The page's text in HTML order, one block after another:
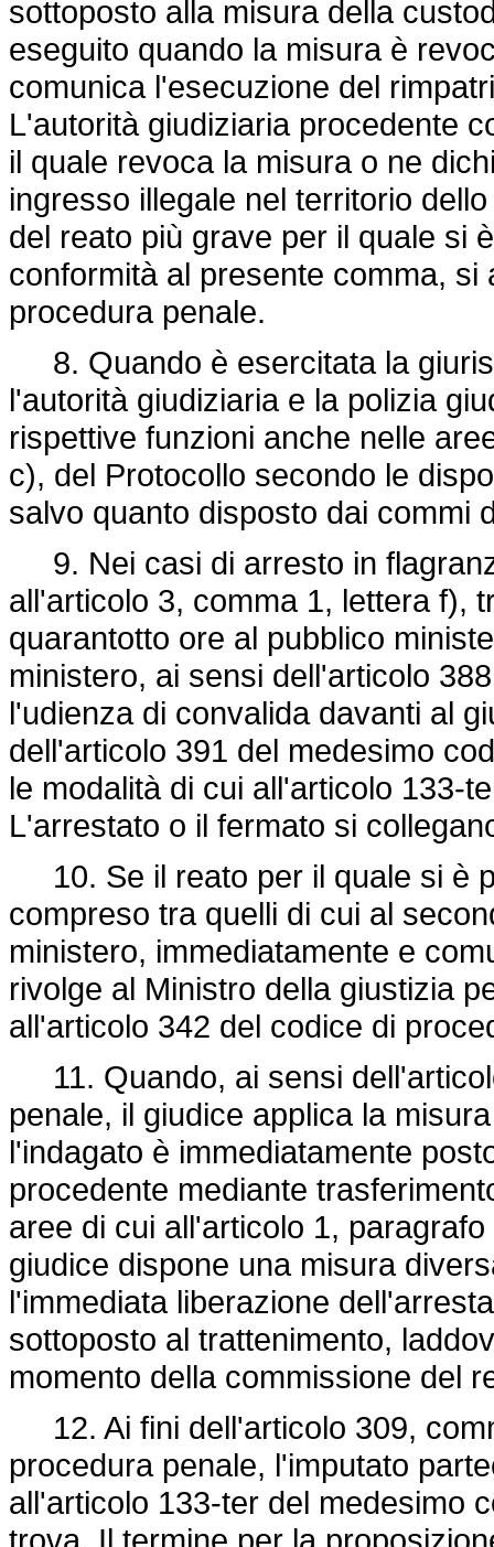
sottoposto alla misura della
eseguito quando la misura è
comunica l'esecuzione del
L'autorità giudiziaria procedente
il quale revoca la misura o ne
ingresso illegale nel territorio
del reato più grave per il quale si
conformità al presente comma,
procedura penale.
8. Quando è esercitata la
l'autorità giudiziaria e la polizia
rispettive funzioni anche nelle
c), del Protocollo secondo le
salvo quanto disposto dai commi
9. Nei casi di arresto in
all'articolo 3, comma 1, lettera f),
quarantotto ore al pubblico
ministero, ai sensi dell'articolo
l'udienza di convalida davanti al
dell'articolo 391 del medesimo
le modalità di cui all'articolo 133-
L'arrestato o il fermato si
10. Se il reato per il quale si è
compreso tra quelli di cui al
ministero, immediatamente e
rivolge al Ministro della giustizia
all'articolo 342 del codice di
11. Quando, ai sensi
penale, il giudice applica la
l'indagato è immediatamente
procedente mediante
aree di cui all'articolo 1,
giudice dispone una misura
l'immediata liberazione
sottoposto al trattenimento,
momento della commissione del
12. Ai fini dell'articolo 309,
procedura penale, l'imputato
all'articolo 133-ter del medesimo